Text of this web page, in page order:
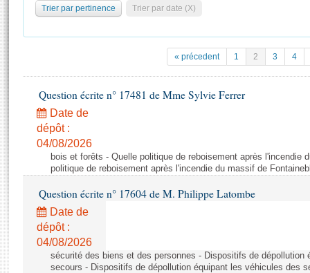
Pétitions
Projets de loi
Propositions de loi
Amendements
Textes adoptés
Rapports législatifs
Rapports sur l'application des lois
Baromètre de l’application des lois
Statistiques et chiffres clés
( Constitution | Règlement de l'Assemblée ... )
Histoire
Juniors
Anciennes législatures
Contacts et plan d'accès
Photos libres de droit
Trier par pertinence Trier par date (X)
« précedent 1 2 3 4
Question écrite n° 17481 de Mme Sylvie Ferrer
Date de
dépôt :
04/08/2026
bois et forêts - Quelle politique de reboisement après l'incendie
politique de reboisement après l'incendie du massif de
Question écrite n° 17604 de M. Philippe Latombe
Date de
dépôt :
04/08/2026
sécurité des biens et des personnes - Dispositifs de
secours - Dispositifs de dépollution équipant les véhicules des